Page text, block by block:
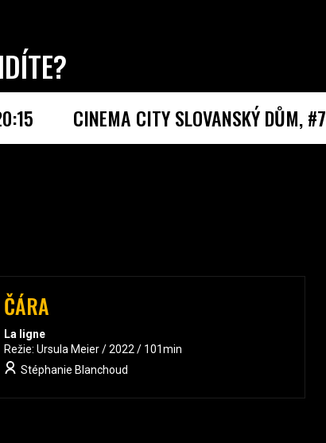
CINEMA CITY SLOVANSKÝ DŮM, #7
ČÁRA
La ligne
Režie: Ursula Meier / 2022 / 101min
Stéphanie Blanchoud